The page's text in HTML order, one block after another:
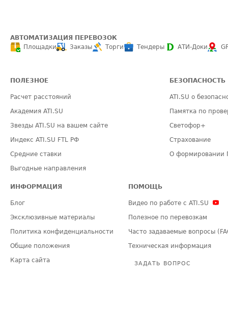
АВТОМАТИЗАЦИЯ ПЕРЕВОЗОК
Площадки
Заказы Торги Тендеры АТИ-Доки
ПОЛЕЗНОЕ
Расчет расстояний
Академия ATI.SU
Звезды ATI.SU на вашем сайте
Индекс ATI.SU FTL РФ
Средние ставки
Выгодные направления
БЕЗОПАСНОСТЬ
ATI.SU о
Памятка по
Светофор+
Страхование
О формировании
ИНФОРМАЦИЯ
Блог
Эксклюзивные материалы
Политика конфиденциальности
Общие положения
Карта сайта
ПОМОЩЬ
Видео по работе с ATI.SU
Полезное по перевозкам
Часто задаваемые вопросы
Техническая информация
ЗАДАТЬ ВОПРОС